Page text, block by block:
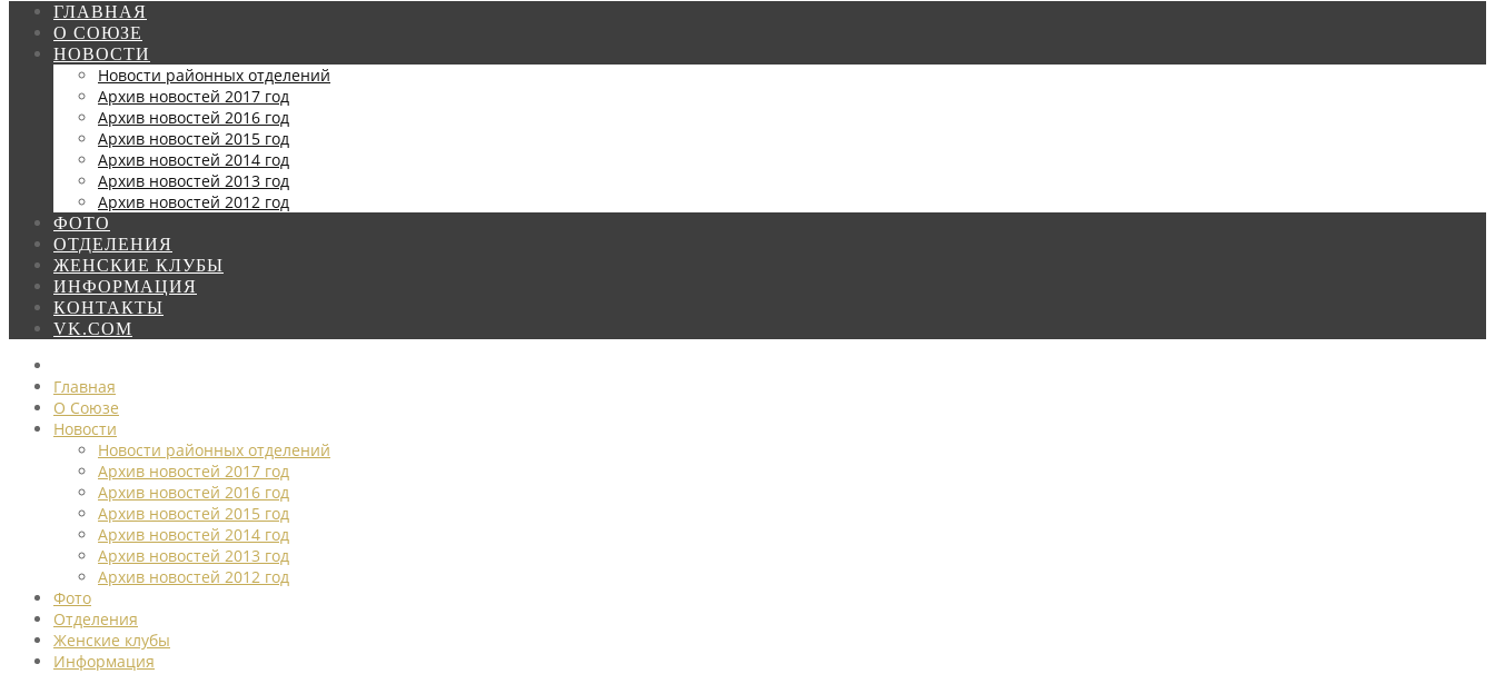
ГЛАВНАЯ
О СОЮЗЕ
НОВОСТИ
Новости районных отделений
Архив новостей 2017 год
Архив новостей 2016 год
Архив новостей 2015 год
Архив новостей 2014 год
Архив новостей 2013 год
Архив новостей 2012 год
ФОТО
ОТДЕЛЕНИЯ
ЖЕНСКИЕ КЛУБЫ
ИНФОРМАЦИЯ
КОНТАКТЫ
VK.COM
Главная
О Союзе
Новости
Новости районных отделений
Архив новостей 2017 год
Архив новостей 2016 год
Архив новостей 2015 год
Архив новостей 2014 год
Архив новостей 2013 год
Архив новостей 2012 год
Фото
Отделения
Женские клубы
Информация